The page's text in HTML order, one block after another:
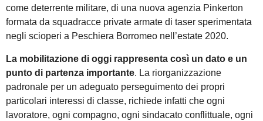
come deterrente militare, di una nuova agenzia Pinkerton
formata da squadracce private armate di taser sperimentata
negli scioperi a Peschiera Borromeo nell’estate 2020.
La mobilitazione di oggi rappresenta così un dato e un
punto di partenza importante. La riorganizzazione
padronale per un adeguato perseguimento dei propri
particolari interessi di classe, richiede infatti che ogni
lavoratore, ogni compagno, ogni sindacato conflittuale, ogni